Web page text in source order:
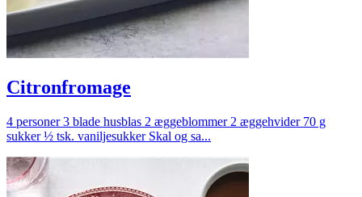
Citronfromage
4 personer 3 blade husblas 2 æggeblommer 2 æggehvider 70 g
sukker ½ tsk. vaniljesukker Skal og sa...